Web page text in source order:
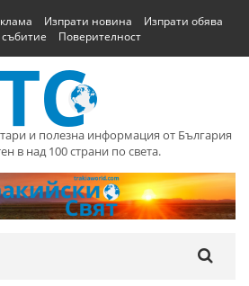
Изпрати новина
Изпрати обява
Поверителност
и полезна информация от България
в над 100 страни по света.